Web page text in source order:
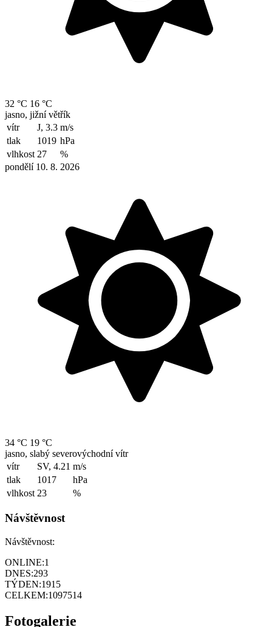
32 °C 16 °C
jasno, jižní větřík
vítr
J, 3.3 m/s
tlak
1019 hPa
vlhkost 27
%
pondělí 10. 8. 2026
34 °C 19 °C
jasno, slabý severovýchodní vítr
vítr
SV, 4.21 m/s
tlak
1017
hPa
vlhkost 23 %
Návštěvnost
Návštěvnost:
ONLINE:1
DNES:293
TÝDEN:1915
CELKEM:1097514
Fotogalerie